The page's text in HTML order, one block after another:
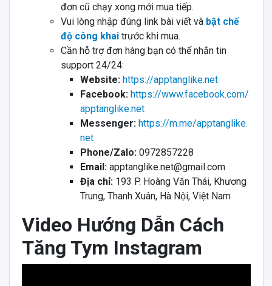
đơn cũ chạy xong mới mua tiếp.
Vui lòng nhập đúng link bài viết và bật chế
độ công khaitrước khi mua.
Cần hỗ trợ đơn hàng bạn có thể nhắn tin
support 24/24:
Website: https://apptanglike.net
Facebook: https://www.facebook.com/
apptanglike.net
Messenger: https://m.me/apptanglike.
net
Phone/Zalo:0972857228
Email: apptanglike.net@gmail.com
Địa chỉ:193 P. Hoàng Văn Thái, Khương
Trung, Thanh Xuân, Hà Nội, Việt Nam
Video Hướng Dẫn Cách
Tăng Tym Instagram